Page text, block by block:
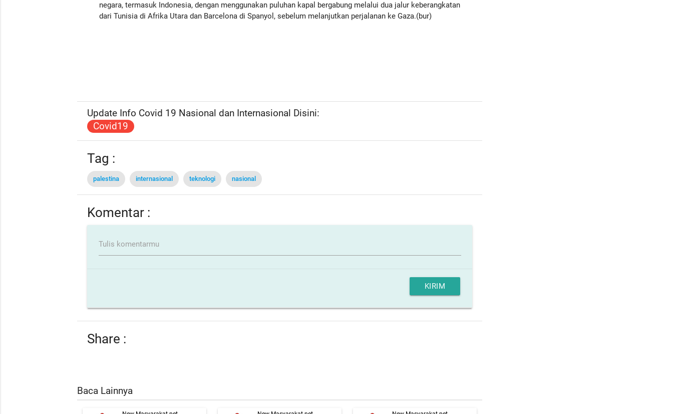
negara, termasuk Indonesia, dengan menggunakan puluhan kapal bergabung melalui dua jalur keberangkatan
dari Tunisia di Afrika Utara dan Barcelona di Spanyol, sebelum melanjutkan perjalanan ke Gaza.(bur)
Update Info Covid 19 Nasional dan Internasional Disini:
Covid19
Tag :
palestina internasional teknologi nasional
Komentar :
Tulis komentarmu
KIRIM
Share :
Baca Lainnya